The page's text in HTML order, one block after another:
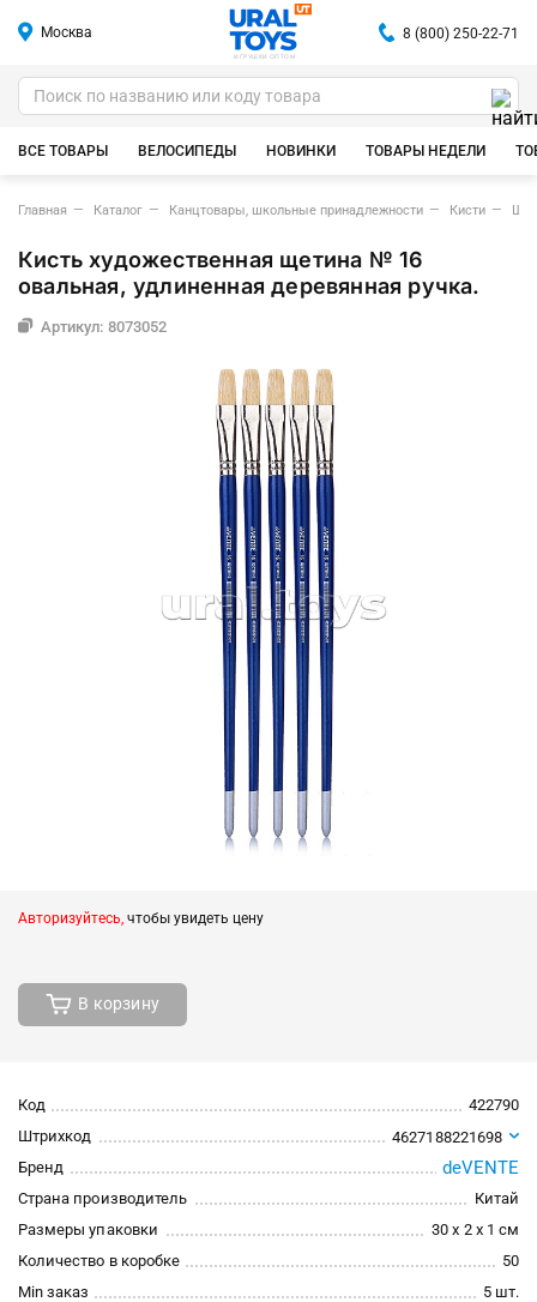
Москва
ИГРУШКИ ОПТОМ
8 (800) 250-22-71
ВСЕ ТОВАРЫ ВЕЛОСИПЕДЫ НОВИНКИ ТОВАРЫ НЕДЕЛИ
Главная Каталог Канцтовары, школьные принадлежности Кисти
Кисть художественная щетина № 16
овальная, удлиненная деревянная ручка.
Артикул: 8073052
Авторизуйтесь, чтобы увидеть цену
В корзину
Код
422790
Штрихкод
4627188221698
Бренд
deVENTE
Страна производитель
Китай
Размеры упаковки
30 x 2 x 1 см
Количество в коробке
50
Min заказ
5 шт.